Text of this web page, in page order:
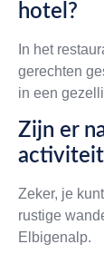
hotel?
In het
gerechten
in een
Zijn er
Zeker, je
rustige
Elbigenalp.